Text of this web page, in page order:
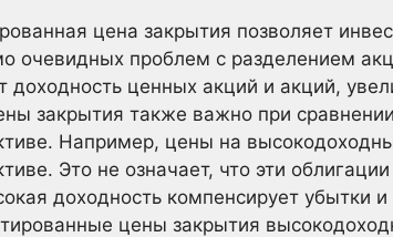
цена закрытия позволяет
очевидных проблем с разделением
доходность ценных акций и акций,
закрытия также важно при
Например, цены на
Это не означает, что эти
доходность компенсирует убытки
цены закрытия